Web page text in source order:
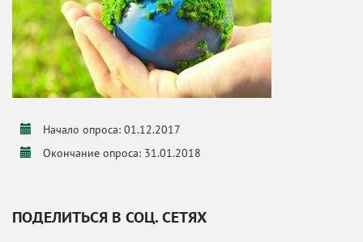
Начало опроса: 01.12.2017
Окончание опроса: 31.01.2018
ПОДЕЛИТЬСЯ В СОЦ. СЕТЯХ